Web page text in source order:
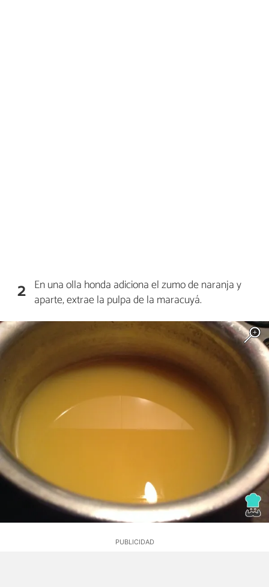
2 En una olla honda adiciona el zumo de naranja y
aparte, extrae la pulpa de la maracuyá.